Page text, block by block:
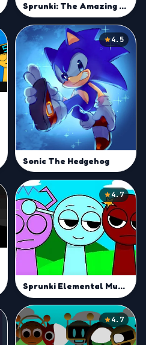
Sprunki: The Amazing Digital Circus
4.5
Sonic The Hedgehog
4.7
Sprunki Elemental Musician Mod
4.7